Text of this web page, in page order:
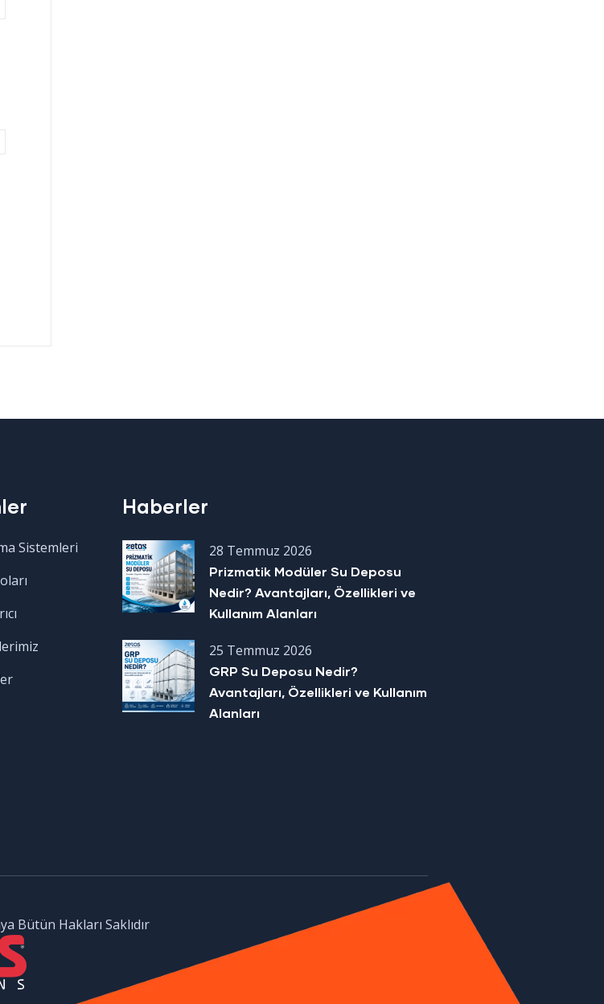
Sistemleri
Haberler
28 Temmuz 2026
Prizmatik Modüler Su Deposu
Nedir? Avantajları, Özellikleri ve
Kullanım Alanları
25 Temmuz 2026
GRP Su Deposu Nedir?
Avantajları, Özellikleri ve Kullanım
Alanları
Bütün Hakları Saklıdır